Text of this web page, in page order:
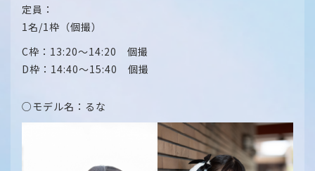
定員：
1名/1枠（個撮）
C枠：13:20～14:20 個撮
D枠：14:40～15:40 個撮
○モデル名：るな